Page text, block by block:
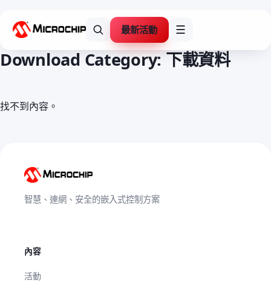
最新活動 ☰
Download Category:下載資料
找不到內容。
智慧、連網、安全的嵌入式控制方案
內容
活動